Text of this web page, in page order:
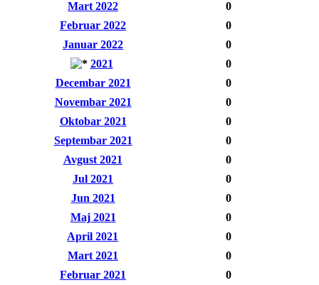
Mart 2022
0
Februar 2022
0
Januar 2022
0
2021
0
Decembar 2021
0
Novembar 2021
0
Oktobar 2021
0
Septembar 2021
0
Avgust 2021
0
Jul 2021
0
Jun 2021
0
Maj 2021
0
April 2021
0
Mart 2021
0
Februar 2021
0